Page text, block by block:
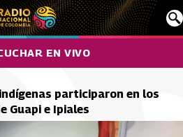
EN VIVO
participaron en los
Guapi e Ipiales